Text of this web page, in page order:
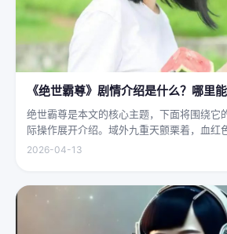
《绝世霸尊》剧情介绍是什么？哪里
绝世霸尊是本文的核心主题，下面将围绕它
际操作展开介绍。域外九重天颤栗着，血红
人间界最后一道防线——诛仙阵。阵中百万
2026-04-13